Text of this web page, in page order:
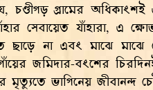
চণ্ডীগড় গ্রামের
সেবায়েত যাঁহারা, এ
ছাড়ে না এবং মাঝে
জমিদার-বংশের
মৃত্যুতে ভাগিনেয় জীবানন্দ